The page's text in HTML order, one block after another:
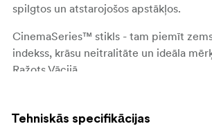
spilgtos un atstarojošos apstākļos.
CinemaSeries™ stikls - tam piemīt
indekss, krāsu neitralitāte un ideāla
Ražots Vācijā
1 gab ND8/PL
Tehniskās specifikācijas